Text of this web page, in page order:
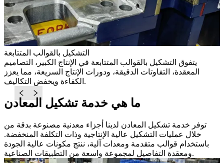
التشكيل بالقوالب المتتابعة
يتفوق التشكيل بالقوالب المتتابعة في الإنتاج الكبير، التصاميم
المعقدة، التفاوتات الدقيقة، ودورات الإنتاج السريعة، مما يعزز
الكفاءة ويخفض التكاليف.
ما هي خدمة تشكيل المعادن
توفر خدمة تشكيل المعادن لدينا أجزاء معدنية مصنوعة بدقة من
خلال عمليات التشكيل عالية الإنتاجية وذات التكلفة المنخفضة.
باستخدام قوالب متقدمة ومعدات آلية، ننتج مكونات عالية الجودة
ومعقدة التفاصيل لمجموعة واسعة من التطبيقات الصناعية.